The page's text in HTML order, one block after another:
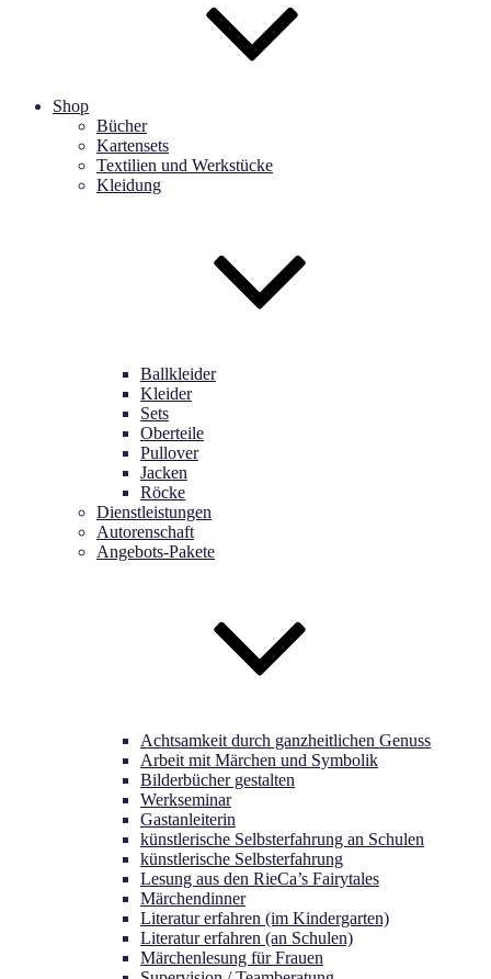
Shop
Bücher
Kartensets
Textilien und Werkstücke
Kleidung
Ballkleider
Kleider
Sets
Oberteile
Pullover
Jacken
Röcke
Dienstleistungen
Autorenschaft
Angebots-Pakete
Achtsamkeit durch ganzheitlichen Genuss
Arbeit mit Märchen und Symbolik
Bilderbücher gestalten
Werkseminar
Gastanleiterin
künstlerische Selbsterfahrung an Schulen
künstlerische Selbsterfahrung
Lesung aus den RieCa’s Fairytales
Märchendinner
Literatur erfahren (im Kindergarten)
Literatur erfahren (an Schulen)
Märchenlesung für Frauen